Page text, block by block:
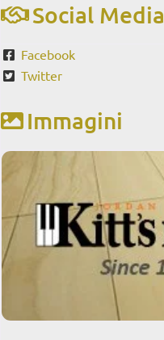
Social Media
Facebook
Twitter
Immagini